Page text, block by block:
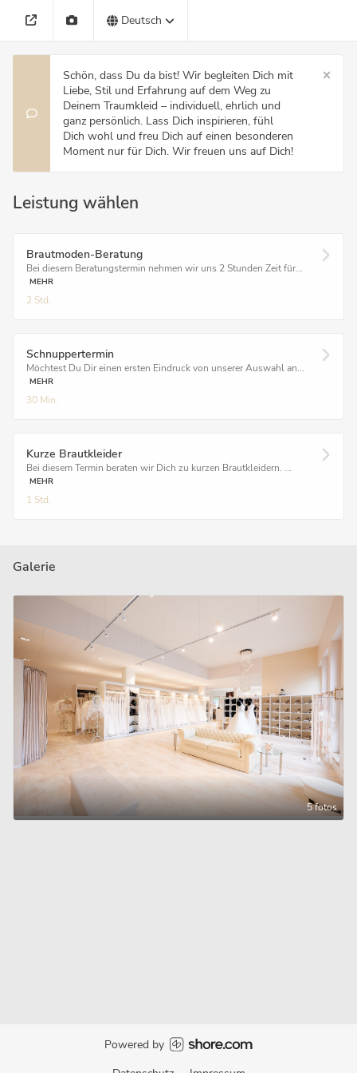
Deutsch
Schön, dass Du da bist! Wir begleiten Dich mit
Liebe, Stil und Erfahrung auf dem Weg zu
Deinem Traumkleid – individuell, ehrlich und
ganz persönlich. Lass Dich inspirieren, fühl
Dich wohl und freu Dich auf einen besonderen
Moment nur für Dich. Wir freuen uns auf Dich!
Leistung wählen
Brautmoden-Beratung
Bei diesem Beratungstermin nehmen wir uns 2 Stunden Zeit für...
MEHR
2 Std.
Schnuppertermin
Möchtest Du Dir einen ersten Eindruck von unserer Auswahl an...
MEHR
30 Min.
Kurze Brautkleider
Bei diesem Termin beraten wir Dich zu kurzen Brautkleidern. ...
MEHR
1 Std.
Galerie
5 fotos
Powered by